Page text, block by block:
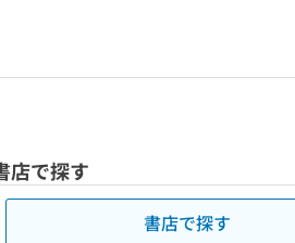
店で探す
書店で探す